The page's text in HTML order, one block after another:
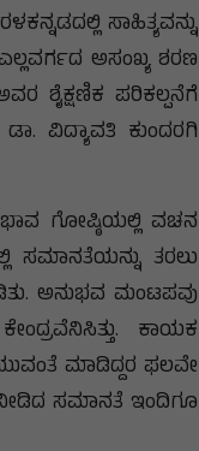
ಸಾಹಿತ್ಯವನ್ನು
ಅಸಂಖ್ಯ ಶರಣ
ಶೈಕ್ಷಣಿಕ ಪರಿಕಲ್ಪನೆಗೆ
ವಿದ್ಯಾವತಿ ಕುಂದರಗಿ
ಗೋಷ್ಠಿಯಲ್ಲಿ ವಚನ
ಸಮಾನತೆಯನ್ನು ತರಲು
ಅನುಭವ ಮಂಟಪವು
ಕಾಯಕ
ಮಾಡಿದ್ದರ ಫಲವೇ
ಸಮಾನತೆ ಇಂದಿಗೂ